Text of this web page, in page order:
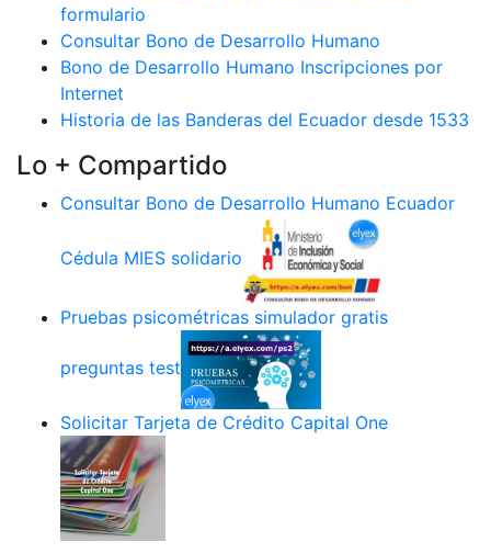
formulario
Consultar Bono de Desarrollo Humano
Bono de Desarrollo Humano Inscripciones por
Internet
Historia de las Banderas del Ecuador desde 1533
Lo + Compartido
Consultar Bono de Desarrollo Humano Ecuador
Cédula MIES solidario
Pruebas psicométricas simulador gratis
preguntas test
Solicitar Tarjeta de Crédito Capital One